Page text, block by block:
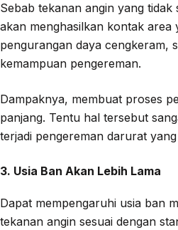
Sebab tekanan angin yang tidak
akan menghasilkan kontak area
pengurangan daya cengkeram,
kemampuan pengereman.
Dampaknya, membuat proses
panjang. Tentu hal tersebut
terjadi pengereman darurat yang
3. Usia Ban Akan Lebih Lama
Dapat mempengaruhi usia ban
tekanan angin sesuai dengan